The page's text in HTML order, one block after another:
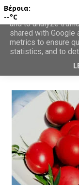
Βέροια:
--°C
This site uses
and to analyze
shared with Google
metrics to ensure
statistics, and to